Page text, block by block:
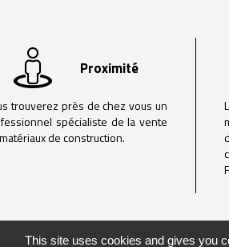
Proximité
trouverez près de chez vous un
spécialiste de la vente
de construction.
This site uses cookies and gives you